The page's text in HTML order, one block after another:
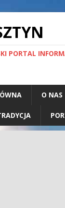
PORTAL
O NAS